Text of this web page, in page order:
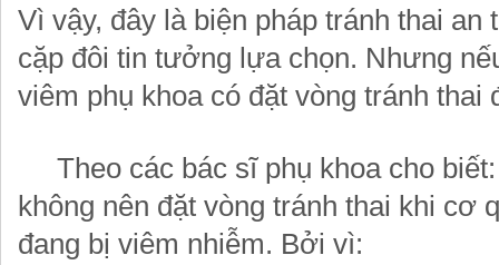
Vì vậy, đây là biện pháp tránh thai an
cặp đôi tin tưởng lựa chọn. Nhưng
viêm phụ khoa có đặt vòng tránh thai
Theo các bác sĩ phụ khoa cho
không nên đặt vòng tránh thai khi cơ
đang bị viêm nhiễm. Bởi vì: